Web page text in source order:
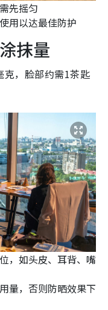
先摇匀
用以达最佳防护
抹量
克，脸部约需1茶匙
，如头皮、耳背、嘴
量，否则防晒效果下